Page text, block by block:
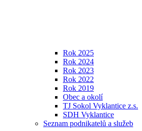
Rok 2025
Rok 2024
Rok 2023
Rok 2022
Rok 2019
Obec a okolí
TJ Sokol Vyklantice z.s.
SDH Vyklantice
Seznam podnikatelů a služeb